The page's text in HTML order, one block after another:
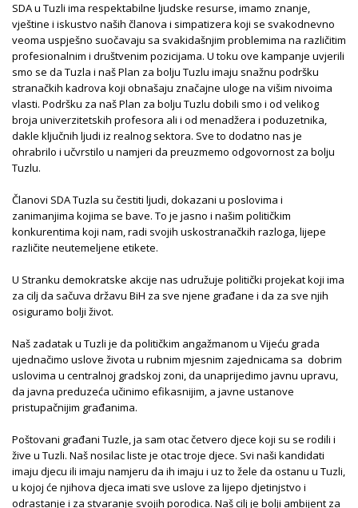
SDA u Tuzli ima respektabilne ljudske resurse, imamo znanje,
vještine i iskustvo naših članova i simpatizera koji se svakodnevno
veoma uspješno suočavaju sa svakidašnjim problemima na različitim
profesionalnim i društvenim pozicijama. U toku ove kampanje uvjerili
smo se da Tuzla i naš Plan za bolju Tuzlu imaju snažnu podršku
stranačkih kadrova koji obnašaju značajne uloge na višim nivoima
vlasti. Podršku za naš Plan za bolju Tuzlu dobili smo i od velikog
broja univerzitetskih profesora ali i od menadžera i poduzetnika,
dakle ključnih ljudi iz realnog sektora. Sve to dodatno nas je
ohrabrilo i učvrstilo u namjeri da preuzmemo odgovornost za bolju
Tuzlu.
Članovi SDA Tuzla su čestiti ljudi, dokazani u poslovima i
zanimanjima kojima se bave. To je jasno i našim političkim
konkurentima koji nam, radi svojih uskostranačkih razloga, lijepe
različite neutemeljene etikete.
U Stranku demokratske akcije nas udružuje politički projekat koji ima
za cilj da sačuva državu BiH za sve njene građane i da za sve njih
osiguramo bolji život.
Naš zadatak u Tuzli je da političkim angažmanom u Vijeću grada
ujednačimo uslove života u rubnim mjesnim zajednicama sa dobrim
uslovima u centralnoj gradskoj zoni, da unaprijedimo javnu upravu,
da javna preduzeća učinimo efikasnijim, a javne ustanove
pristupačnijim građanima.
Poštovani građani Tuzle, ja sam otac četvero djece koji su se rodili i
žive u Tuzli. Naš nosilac liste je otac troje djece. Svi naši kandidati
imaju djecu ili imaju namjeru da ih imaju i uz to žele da ostanu u Tuzli,
u kojoj će njihova djeca imati sve uslove za lijepo djetinjstvo i
odrastanje i za stvaranje svojih porodica. Naš cilj je bolji ambijent za